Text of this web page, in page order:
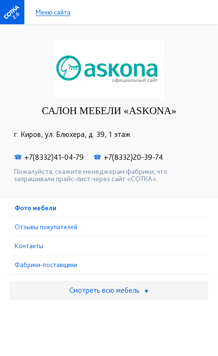
2.0 Меню сайта
САЛОН МЕБЕЛИ «ASKONA»
г. Киров, ул. Блюхера, д. 39, 1 этаж
☎ +7(8332)41-04-79 ☎ +7(8332)20-39-74
Пожалуйста, скажите менеджерам фабрики, что
запрашивали прайс-лист через сайт «СОТКА».
Фото мебели
Отзывы покупателей
Контакты
Фабрики-поставщики
Смотреть всю мебель ▼